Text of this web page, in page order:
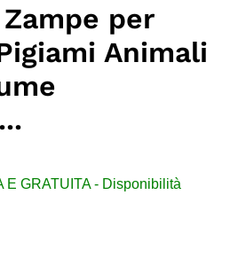
per
Animali
E GRATUITA - Disponibilità